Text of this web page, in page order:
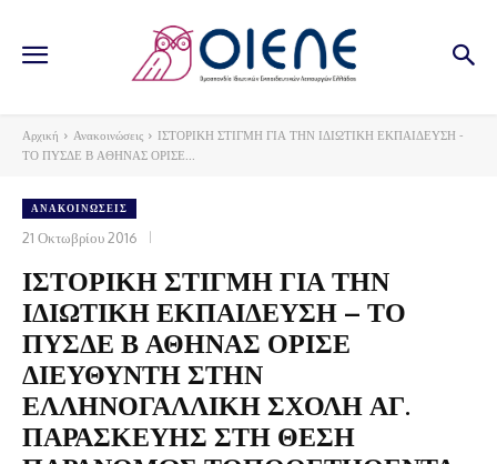
Αρχική Ανακοινώσεις
ΙΣΤΟΡΙΚΗ ΣΤΙΓΜΗ ΓΙΑ ΤΗΝ ΙΔΙΩΤΙΚΗ ΕΚΠΑΙΔΕΥΣΗ -
ΤΟ ΠΥΣΔΕ Β ΑΘΗΝΑΣ ΟΡΙΣΕ...
ΑΝΑΚΟΙΝΏΣΕΙΣ
21 Οκτωβρίου 2016
ΙΣΤΟΡΙΚΗ ΣΤΙΓΜΗ ΓΙΑ ΤΗΝ
ΙΔΙΩΤΙΚΗ ΕΚΠΑΙΔΕΥΣΗ – ΤΟ
ΠΥΣΔΕ Β ΑΘΗΝΑΣ ΟΡΙΣΕ
ΔΙΕΥΘΥΝΤΗ ΣΤΗΝ
ΕΛΛΗΝΟΓΑΛΛΙΚΗ ΣΧΟΛΗ ΑΓ.
ΠΑΡΑΣΚΕΥΗΣ ΣΤΗ ΘΕΣΗ